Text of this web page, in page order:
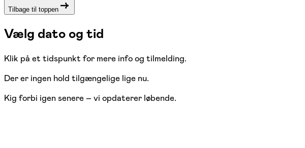
Tilbage til toppen
Vælg dato og tid
Klik på et tidspunkt for mere info og tilmelding.
Der er ingen hold tilgængelige lige nu.
Kig forbi igen senere – vi opdaterer løbende.